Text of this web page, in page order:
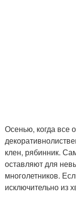
Осенью, когда все
клен, рябинник.
оставляют для
многолетников.
исключительно из